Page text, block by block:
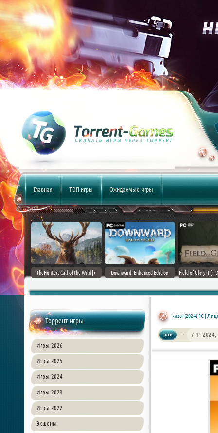
Главная ТОП игры Ожидаемые игры
(2017)
TheHunter: Call of the Wild [+
Downward: Enhanced Edition
Field of Glory II [+
Торрент игры
Игры 2026
Игры 2025
Игры 2024
Игры 2023
Игры 2022
Экшены
Nazar (2024) PC |
lorn 7-11-2024,